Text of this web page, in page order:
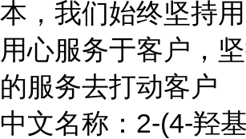
本，我们始终坚持
用心服务于客户，
的服务去打动客户
中文名称：2-(4-羟